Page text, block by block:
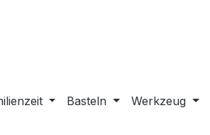
Basteln Werkzeug